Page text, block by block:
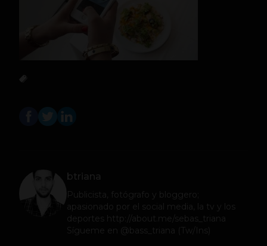
btriana
Publicista, fotógrafo y bloggero;
apasionado por el social media, la tv y los
deportes http://about.me/sebas_triana
Sígueme en @bass_triana (Tw/Ins)